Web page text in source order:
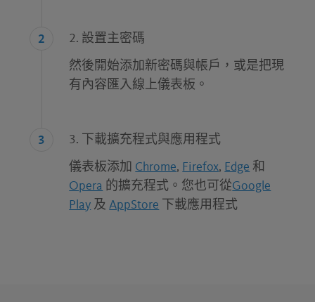
2. 設置主密碼
然後開始添加新密碼與帳戶，或是把現
有內容匯入線上儀表板。
3. 下載擴充程式與應用程式
儀表板添加 Chrome, Firefox, Edge 和
Opera 的擴充程式。您也可從Google
Play 及AppStore 下載應用程式